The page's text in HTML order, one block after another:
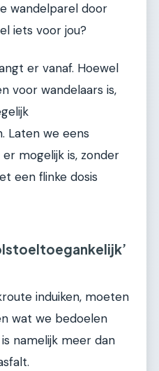
wandelparel door
iets voor jou?
er vanaf. Hoewel
voor wandelaars is,
Laten we eens
mogelijk is, zonder
een flinke dosis
induiken, moeten
wat we bedoelen
is namelijk meer dan